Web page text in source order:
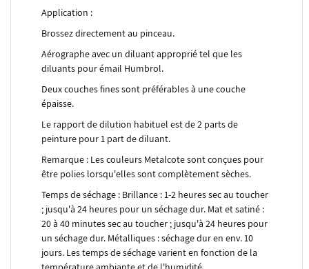
Application :
Brossez directement au pinceau.
Aérographe avec un diluant approprié tel que les
diluants pour émail Humbrol.
Deux couches fines sont préférables à une couche
épaisse.
Le rapport de dilution habituel est de 2 parts de
peinture pour 1 part de diluant.
Remarque : Les couleurs Metalcote sont conçues pour
être polies lorsqu'elles sont complètement sèches.
Temps de séchage : Brillance : 1-2 heures sec au toucher
; jusqu'à 24 heures pour un séchage dur. Mat et satiné :
20 à 40 minutes sec au toucher ; jusqu'à 24 heures pour
un séchage dur. Métalliques : séchage dur en env. 10
jours. Les temps de séchage varient en fonction de la